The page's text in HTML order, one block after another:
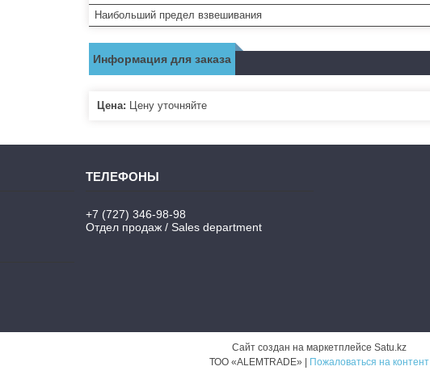
Наибольший предел взвешивания
Информация для заказа
Цена: Цену уточняйте
+7 (727) 346-98-98
Отдел продаж / Sales department
Сайт создан на маркетплейсе Satu.kz
ТОО «ALEMTRADE» | Пожаловаться на контент